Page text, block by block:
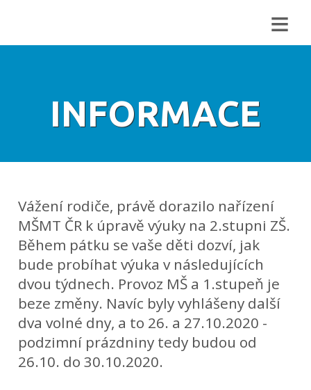
≡
INFORMACE
Vážení rodiče, právě dorazilo nařízení
MŠMT ČR k úpravě výuky na 2.stupni ZŠ.
Během pátku se vaše děti dozví, jak
bude probíhat výuka v následujících
dvou týdnech. Provoz MŠ a 1.stupeň je
beze změny. Navíc byly vyhlášeny další
dva volné dny, a to 26. a 27.10.2020 -
podzimní prázdniny tedy budou od
26.10. do 30.10.2020.